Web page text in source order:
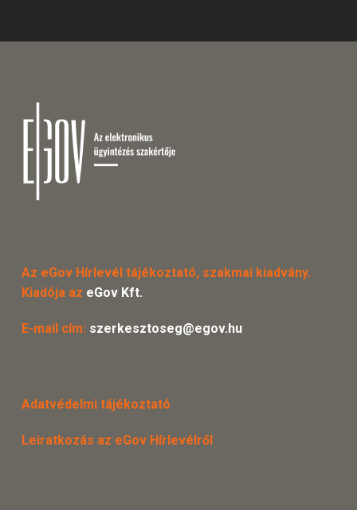
Az eGov Hírlevél tájékoztató, szakmai kiadvány.
Kiadója az eGov Kft.
E-mail cím: szerkesztoseg@egov.hu
Adatvédelmi tájékoztató
Leiratkozás az eGov Hírlevélről